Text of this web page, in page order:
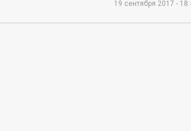
19 сентября 2017 -